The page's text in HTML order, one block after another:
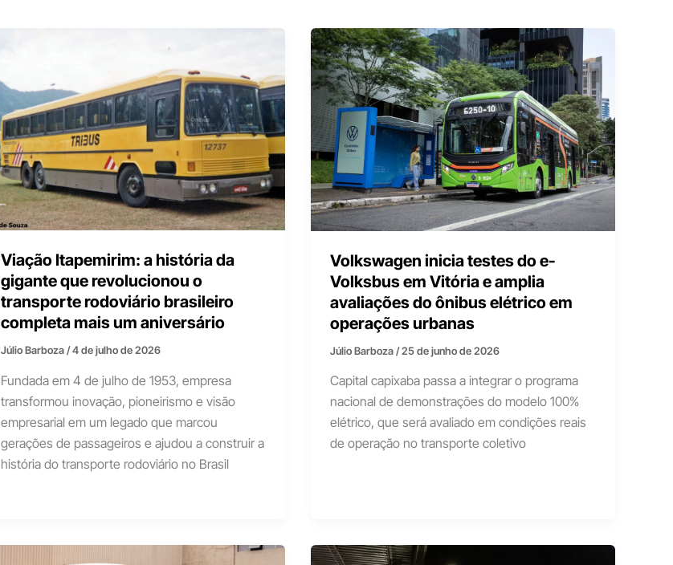
Viação Itapemirim: a história da
gigante que revolucionou o
transporte rodoviário brasileiro
completa mais um aniversário
Júlio Barboza/4 de julho de 2026
Fundada em 4 de julho de 1953, empresa
transformou inovação, pioneirismo e visão
empresarial em um legado que marcou
gerações de passageiros e ajudou a construir a
história do transporte rodoviário no Brasil
Volkswagen inicia testes do e-
Volksbus em Vitória e amplia
avaliações do ônibus elétrico em
operações urbanas
Júlio Barboza/25 de junho de 2026
Capital capixaba passa a integrar o programa
nacional de demonstrações do modelo 100%
elétrico, que será avaliado em condições reais
de operação no transporte coletivo